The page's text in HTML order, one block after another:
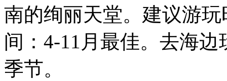
南的绚丽天堂。建议游
间：4-11月最佳。去海
季节。